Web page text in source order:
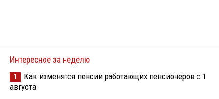
Интересное за неделю
1
Как изменятся пенсии работающих пенсионеров с 1
августа